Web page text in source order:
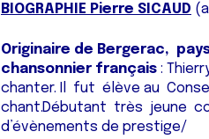
BIOGRAPHIE Pierre SICAUD
Originaire de Bergerac,
chansonnier français :
chanter. Il fut élève au
chant.Débutant très jeune
d’évènements de prestige/